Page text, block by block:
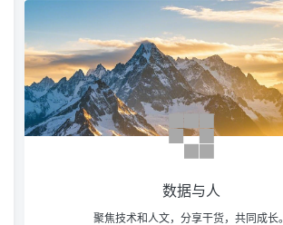
数据与人
聚焦技术和人文，分享干货，共同成长。